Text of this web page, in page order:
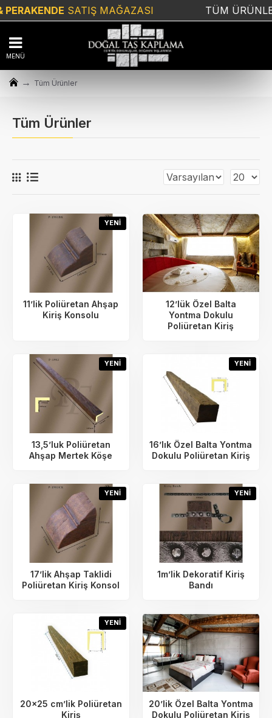
SATIŞ MAĞAZASI TÜM ÜRÜNLERDE
Tüm Ürünler
Tüm Ürünler
YENI
11’lik Poliüretan Ahşap
Kiriş Konsolu
12’lük Özel Balta
Yontma Dokulu
Poliüretan Kiriş
YENI
13,5’luk Poliüretan
Ahşap Mertek Köşe
YENI
16’lık Özel Balta Yontma
Dokulu Poliüretan Kiriş
YENI
17’lik Ahşap Taklidi
Poliüretan Kiriş Konsol
YENI
1m’lik Dekoratif Kiriş
Bandı
YENI
20×25 cm’lik Poliüretan
Kiriş
20’lik Özel Balta Yontma
Dokulu Poliüretan Kiriş